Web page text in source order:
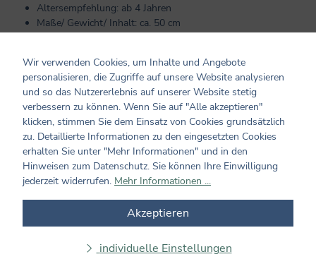
Altersempfehlung: ab 4 Jahren
Maße/ Gewicht/ Inhalt: ca. 50 cm
Coppenrath Verlag GmbH & Co. KG
Hafenweg 30
48155 Münster
info@coppenrath.de
Kundenmeinungen
0 von 0 Bewertungen
Bewerten Sie dieses Produkt!
Teilen Sie Ihre Erfahrungen mit dem Produkt mit anderen
Wir verwenden Cookies, um Inhalte und Angebote
personalisieren, die Zugriffe auf unsere Website analysieren
und so das Nutzererlebnis auf unserer Website stetig
verbessern zu können. Wenn Sie auf "Alle akzeptieren"
klicken, stimmen Sie dem Einsatz von Cookies grundsätzlich
zu. Detaillierte Informationen zu den eingesetzten Cookies
erhalten Sie unter "Mehr Informationen" und in den
Hinweisen zum Datenschutz. Sie können Ihre Einwilligung
jederzeit widerrufen. Mehr Informationen ...
Akzeptieren
individuelle Einstellungen